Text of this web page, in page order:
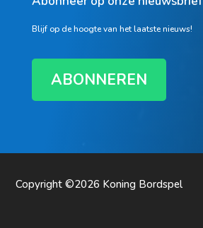
Blijf op de hoogte van het laatste nieuws!
ABONNEREN
Copyright ©2026 Koning Bordspel